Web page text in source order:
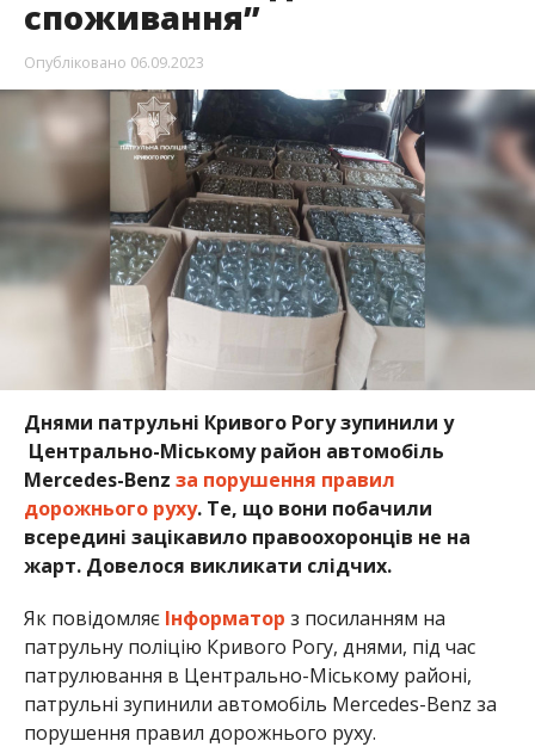
споживання”
Опубліковано 06.09.2023
Днями патрульні Кривого Рогу зупинили у
Центрально-Міському район автомобіль
Mercedes-Benz за порушення правил
дорожнього руху. Те, що вони побачили
всередині зацікавило правоохоронців не на
жарт. Довелося викликати слідчих.
Як повідомляєІнформатор з посиланням на
патрульну поліцію Кривого Рогу, днями, під час
патрулювання в Центрально-Міському районі,
патрульні зупинили автомобіль Mercedes-Benz за
порушення правил дорожнього руху.